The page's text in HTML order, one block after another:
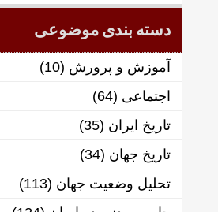
دسته بندی موضوعی
آموزش و پرورش (10)
اجتماعی (64)
تاریخ ایران (35)
تاریخ جهان (34)
تحلیل وضعیت جهان (113)